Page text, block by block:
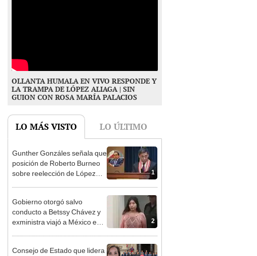
OLLANTA HUMALA EN VIVO RESPONDE Y
LA TRAMPA DE LÓPEZ ALIAGA | SIN
GUION CON ROSA MARÍA PALACIOS
LO MÁS VISTO LO ÚLTIMO
1
Gunther Gonzáles señala que
posición de Roberto Burneo
sobre reelección de López
2
Gobierno otorgó salvo
conducto a Betssy Chávez y
exministra viajó a México en
Consejo de Estado que lidera